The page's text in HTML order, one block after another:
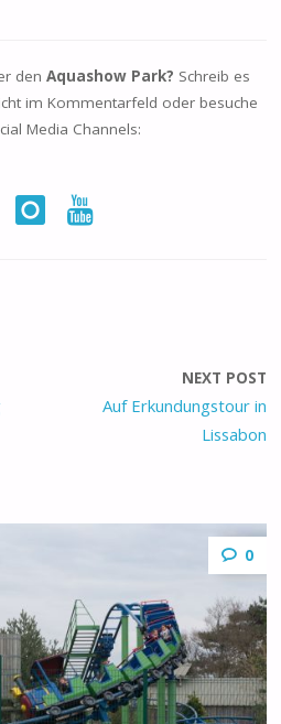
den Aquashow Park? Schreib es
im Kommentarfeld oder besuche
Media Channels:
NEXT POST
Auf Erkundungstour in
Lissabon
0